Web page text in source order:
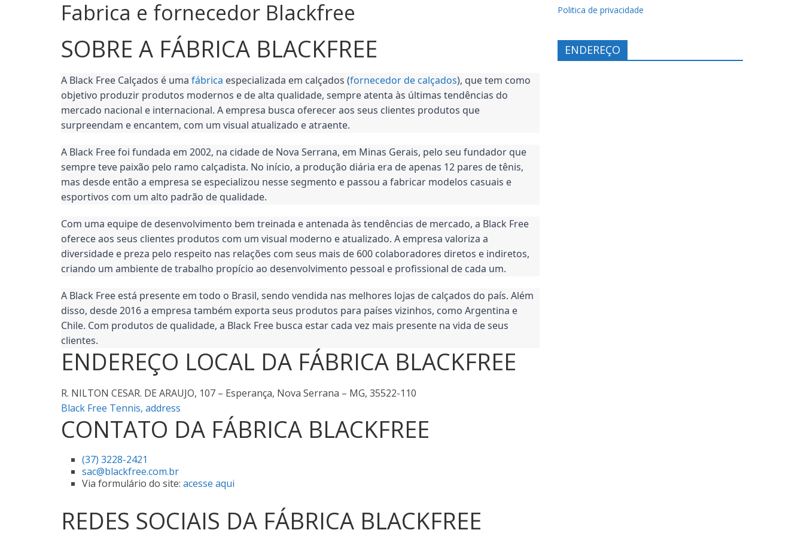
Direto
Dos
Fornecedores
De
Calçados
Para
a
Revenda
Nacionanis
e
Importados
–
De
Nova
Serrana,
Franca,
Fabrica e fornecedor Blackfree
SOBRE A FÁBRICA BLACKFREE
A Black Free Calçados é uma fábrica especializada em calçados (fornecedor de calçados), que tem como
objetivo produzir produtos modernos e de alta qualidade, sempre atenta às últimas tendências do
mercado nacional e internacional. A empresa busca oferecer aos seus clientes produtos que
surpreendam e encantem, com um visual atualizado e atraente.
A Black Free foi fundada em 2002, na cidade de Nova Serrana, em Minas Gerais, pelo seu fundador que
sempre teve paixão pelo ramo calçadista. No início, a produção diária era de apenas 12 pares de tênis,
mas desde então a empresa se especializou nesse segmento e passou a fabricar modelos casuais e
esportivos com um alto padrão de qualidade.
Com uma equipe de desenvolvimento bem treinada e antenada às tendências de mercado, a Black Free
oferece aos seus clientes produtos com um visual moderno e atualizado. A empresa valoriza a
diversidade e preza pelo respeito nas relações com seus mais de 600 colaboradores diretos e indiretos,
criando um ambiente de trabalho propício ao desenvolvimento pessoal e profissional de cada um.
A Black Free está presente em todo o Brasil, sendo vendida nas melhores lojas de calçados do país. Além
disso, desde 2016 a empresa também exporta seus produtos para países vizinhos, como Argentina e
Chile. Com produtos de qualidade, a Black Free busca estar cada vez mais presente na vida de seus
clientes.
ENDEREÇO LOCAL DA FÁBRICA BLACKFREE
R. NILTON CESAR. DE ARAUJO, 107 – Esperança, Nova Serrana – MG, 35522-110
Black Free Tennis, address
CONTATO DA FÁBRICA BLACKFREE
(37) 3228-2421
sac@blackfree.com.br
Via formulário do site: acesse aqui
REDES SOCIAIS DA FÁBRICA BLACKFREE
Politica de privacidade
ENDEREÇO